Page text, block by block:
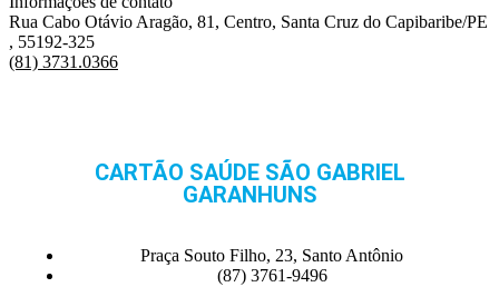
Rua Cabo Otávio Aragão, 81, Centro, Santa Cruz do Capibaribe/PE
, 55192-325
(81) 3731.0366
CARTÃO SAÚDE SÃO GABRIEL
GARANHUNS
Praça Souto Filho, 23, Santo Antônio
(87) 3761-9496